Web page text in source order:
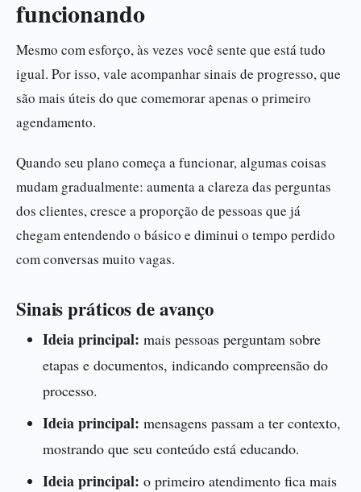
funcionando
Mesmo com esforço, às vezes você sente que está tudo
igual. Por isso, vale acompanhar sinais de progresso, que
são mais úteis do que comemorar apenas o primeiro
agendamento.
Quando seu plano começa a funcionar, algumas coisas
mudam gradualmente: aumenta a clareza das perguntas
dos clientes, cresce a proporção de pessoas que já
chegam entendendo o básico e diminui o tempo perdido
com conversas muito vagas.
Sinais práticos de avanço
Ideia principal: mais pessoas perguntam sobre
etapas e documentos, indicando compreensão do
processo.
Ideia principal: mensagens passam a ter contexto,
mostrando que seu conteúdo está educando.
Ideia principal: o primeiro atendimento fica mais